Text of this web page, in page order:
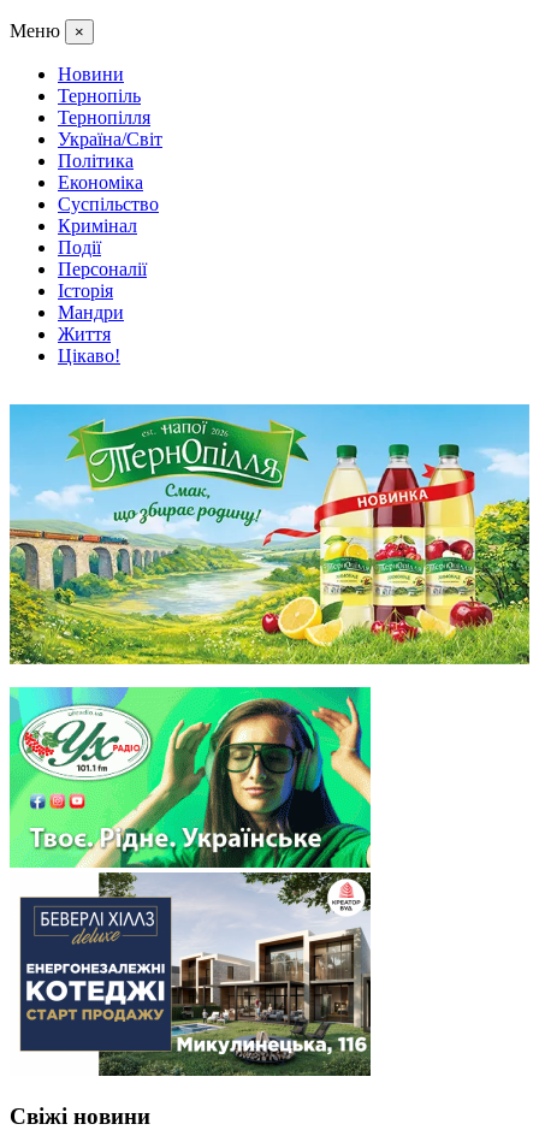
Меню ×
Новини
Тернопіль
Тернопілля
Україна/Світ
Політика
Економіка
Суспільство
Кримінал
Події
Персоналії
Історія
Мандри
Життя
Цікаво!
Свіжі новини